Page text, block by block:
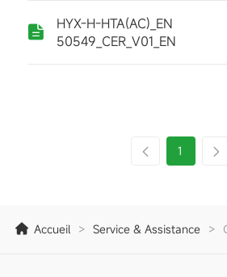
HYX-H-HTA(AC)_EN
50549_CER_V01_EN
1
Accueil > Service & Assistance >